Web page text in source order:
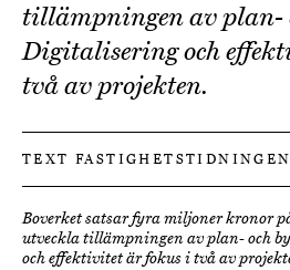
tillämpningen av plan-
Digitalisering och
två av projekten.
TEXT
Boverket satsar fyra miljoner kronor
utveckla tillämpningen av plan- och
och effektivitet är fokus i två av